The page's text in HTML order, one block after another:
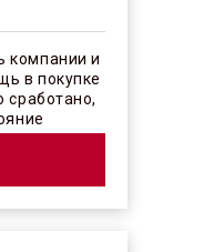
компании и
в покупке
сработано,